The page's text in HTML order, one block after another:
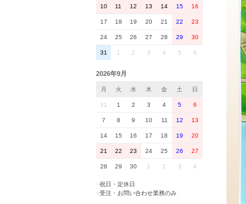
10 11 12 13 14 15 16
17 18 19 20 21 22 23
24 25 26 27 28 29 30
31 1 2 3 4 5 6
2026年9月
月 火 水 木 金 土 日
31 1 2 3 4 5 6
7 8 9 10 11 12 13
14 15 16 17 18 19 20
21 22 23 24 25 26 27
28 29 30 1 2 3 4
祝日・定休日
■受注・お問い合わせ業務のみ